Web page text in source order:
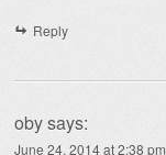
Reply
obysays:
June 24, 2014 at 2:38 pm